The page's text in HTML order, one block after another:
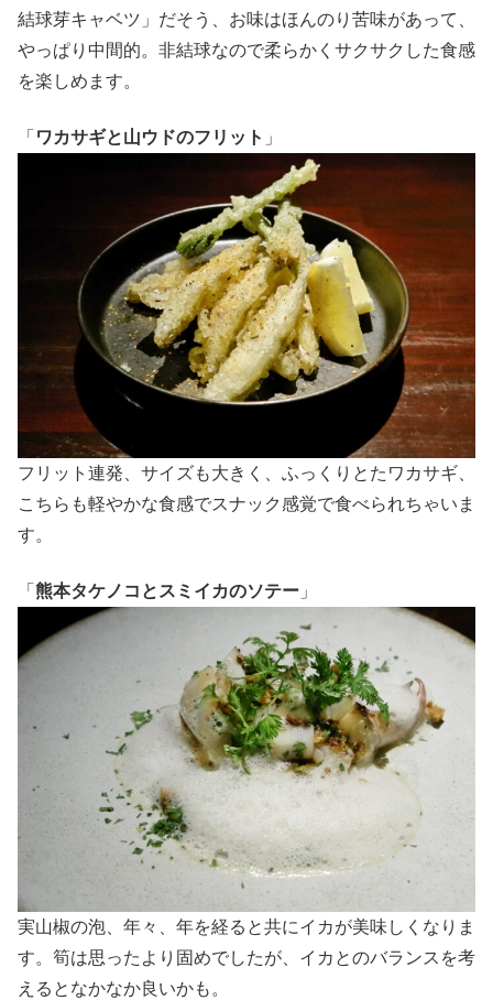
結球芽キャベツ」だそう、お味はほんのり苦味があって、
やっぱり中間的。非結球なので柔らかくサクサクした食感
を楽しめます。
「 ワカサギと山ウドのフリット 」
フリット連発、サイズも大きく、ふっくりとたワカサギ、
こちらも軽やかな食感でスナック感覚で食べられちゃいま
す。
「 熊本タケノコとスミイカのソテー 」
実山椒の泡、年々、年を経ると共にイカが美味しくなりま
す。筍は思ったより固めでしたが、イカとのバランスを考
えるとなかなか良いかも。